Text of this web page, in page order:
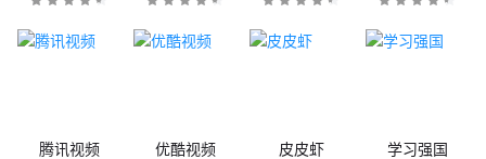
腾讯视频 优酷视频 皮皮虾 学习强国